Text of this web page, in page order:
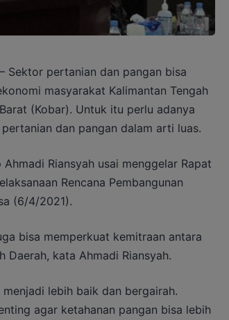
Sektor pertanian dan pangan bisa
masyarakat Kalimantan Tengah
(Kobar). Untuk itu perlu adanya
dan pangan dalam arti luas.
Riansyah usai menggelar Rapat
Rencana Pembangunan
(6/4/2021).
bisa memperkuat kemitraan antara
Daerah, kata Ahmadi Riansyah.
lebih baik dan bergairah.
agar ketahanan pangan bisa lebih